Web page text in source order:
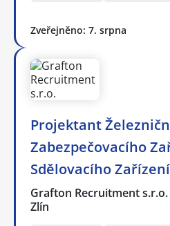
Zveřejněno: 7. srpna
Projektant
Zabezpečovacího
Sdělovacího Zařízení
Grafton Recruitment s.r.o.
Zlín